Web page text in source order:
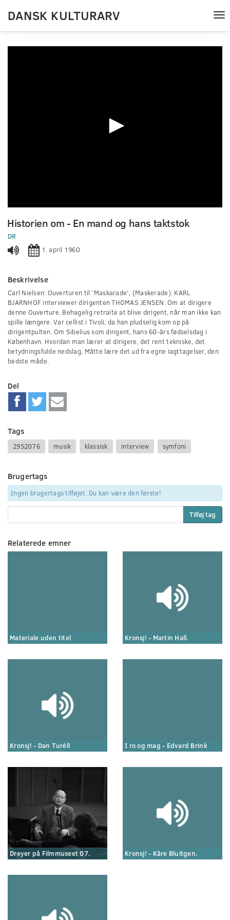
DANSK KULTURARV
seconds
of
0
seconds
Historien om - En mand og hans taktstok
DR
1. april 1960
Beskrivelse
Carl Nielsen: Ouverturen til 'Maskarade', (Maskerade). KARL
BJARNHOF interviewer dirigenten THOMAS JENSEN. Om at dirigere
denne Ouverture. Behagelig retraite at blive dirigent, når man ikke kan
spille længere. Var cellist i Tivoli, da han pludselig kom op på
dirigentpulten. Om Sibelius som dirigent, hans 60-års fødselsdag i
København. Hvordan man lærer at dirigere, det rent tekniske, det
betydningsfulde nedslag. Måtte lære det ud fra egne iagttagelser, den
bedste måde.
Del
Tags
2952076 musik klassisk interview symfoni
Brugertags
Ingen brugertags tilføjet. Du kan være den første!
Tilføj tag
Relaterede emner
Materiale uden titel Kronsj! - Martin Hall.
Kronsj! - Dan Turèll I ro og mag - Edvard Brink
Dreyer på Filmmuseet 07. Kronsj! - Kåre Bluitgen.